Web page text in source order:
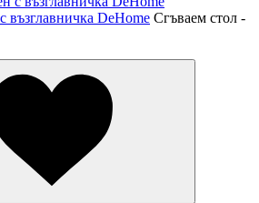
възглавничка DeHome Сгъваем стол -